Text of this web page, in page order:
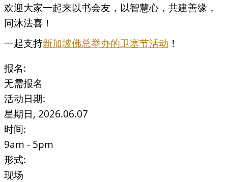
欢迎大家一起来以书会友，以智慧心，共建善缘，
同沐法喜！
一起支持新加坡佛总举办的卫塞​​节活动 ！
报名:
无需报名
活动日期:
星期日, 2026.06.07
时间:
9am - 5pm
形式:
现场